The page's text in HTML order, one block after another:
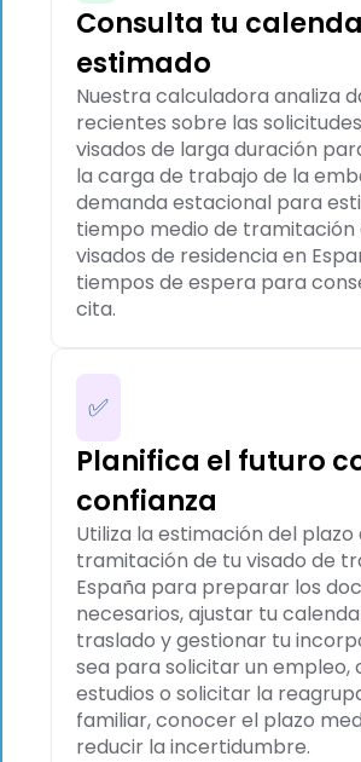
Consulta tu
estimado
Nuestra calculadora analiza
recientes sobre las
visados de larga duración
la carga de trabajo de la
demanda estacional para
tiempo medio de tramitación
visados de residencia en
tiempos de espera para
cita.
✅
Planifica el futuro
confianza
Utiliza la estimación del plazo
tramitación de tu visado de
España para preparar los
necesarios, ajustar tu
traslado y gestionar tu
sea para solicitar un empleo,
estudios o solicitar la
familiar, conocer el plazo
reducir la incertidumbre.